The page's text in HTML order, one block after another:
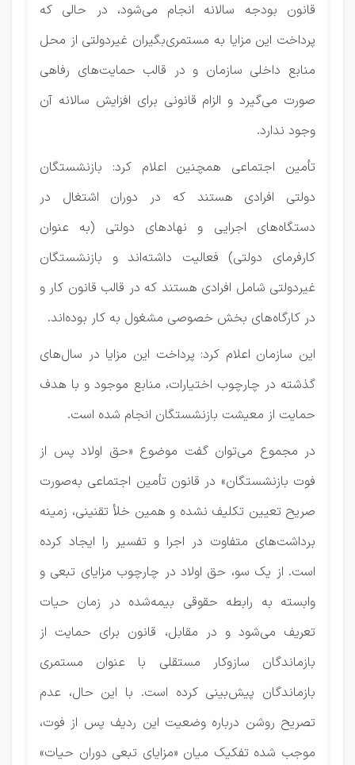
قانون بودجه سالانه انجام می‌شود، در حالی که
پرداخت این مزایا به مستمری‌بگیران غیردولتی از محل
منابع داخلی سازمان و در قالب حمایت‌های رفاهی
صورت می‌گیرد و الزام قانونی برای افزایش سالانه آن
وجود ندارد.
تأمین اجتماعی همچنین اعلام کرد: بازنشستگان
دولتی افرادی هستند که در دوران اشتغال در
دستگاه‌های اجرایی و نهادهای دولتی (به عنوان
کارفرمای دولتی) فعالیت داشته‌اند و بازنشستگان
غیردولتی شامل افرادی هستند که در قالب قانون کار و
در کارگاه‌های بخش خصوصی مشغول به کار بوده‌اند.
این سازمان اعلام کرد: پرداخت این مزایا در سال‌های
گذشته در چارچوب اختیارات، منابع موجود و با هدف
حمایت از معیشت بازنشستگان انجام شده است.
در مجموع می‌توان گفت موضوع «حق اولاد پس از
فوت بازنشستگان» در قانون تأمین اجتماعی به‌صورت
صریح تعیین تکلیف نشده و همین خلأ تقنینی، زمینه
برداشت‌های متفاوت در اجرا و تفسیر را ایجاد کرده
است. از یک سو، حق اولاد در چارچوب مزایای تبعی و
وابسته به رابطه حقوقی بیمه‌شده در زمان حیات
تعریف می‌شود و در مقابل، قانون برای حمایت از
بازماندگان سازوکار مستقلی با عنوان مستمری
بازماندگان پیش‌بینی کرده است. با این حال، عدم
تصریح روشن درباره وضعیت این ردیف پس از فوت،
موجب شده تفکیک میان «مزایای تبعی دوران حیات»